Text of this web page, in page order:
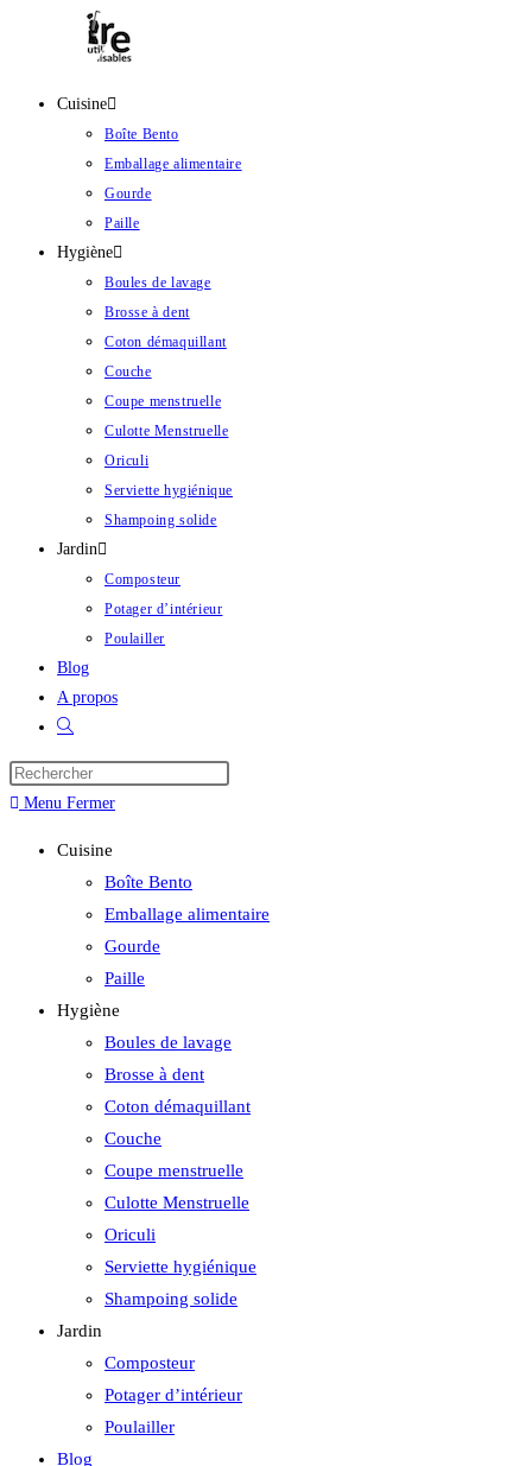
Cuisine
Boîte Bento
Emballage alimentaire
Gourde
Paille
Hygiène
Boules de lavage
Brosse à dent
Coton démaquillant
Couche
Coupe menstruelle
Culotte Menstruelle
Oriculi
Serviette hygiénique
Shampoing solide
Jardin
Composteur
Potager d’intérieur
Poulailler
Blog
A propos
Menu Fermer
Cuisine
Boîte Bento
Emballage alimentaire
Gourde
Paille
Hygiène
Boules de lavage
Brosse à dent
Coton démaquillant
Couche
Coupe menstruelle
Culotte Menstruelle
Oriculi
Serviette hygiénique
Shampoing solide
Jardin
Composteur
Potager d’intérieur
Poulailler
Blog